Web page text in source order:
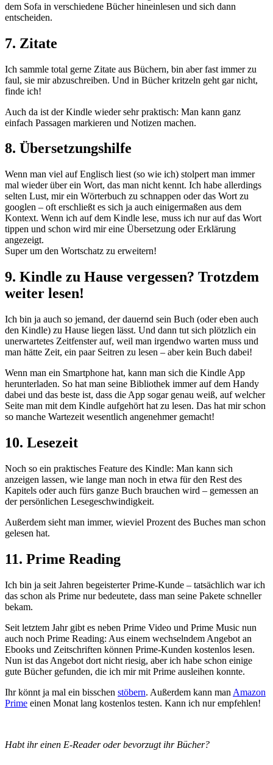
dem Sofa in verschiedene Bücher hineinlesen und sich dann
entscheiden.
7. Zitate
Ich sammle total gerne Zitate aus Büchern, bin aber fast immer zu
faul, sie mir abzuschreiben. Und in Bücher kritzeln geht gar nicht,
finde ich!
Auch da ist der Kindle wieder sehr praktisch: Man kann ganz
einfach Passagen markieren und Notizen machen.
8. Übersetzungshilfe
Wenn man viel auf Englisch liest (so wie ich) stolpert man immer
mal wieder über ein Wort, das man nicht kennt. Ich habe allerdings
selten Lust, mir ein Wörterbuch zu schnappen oder das Wort zu
googlen – oft erschließt es sich ja auch einigermaßen aus dem
Kontext. Wenn ich auf dem Kindle lese, muss ich nur auf das Wort
tippen und schon wird mir eine Übersetzung oder Erklärung
angezeigt.
Super um den Wortschatz zu erweitern!
9. Kindle zu Hause vergessen? Trotzdem
weiter lesen!
Ich bin ja auch so jemand, der dauernd sein Buch (oder eben auch
den Kindle) zu Hause liegen lässt. Und dann tut sich plötzlich ein
unerwartetes Zeitfenster auf, weil man irgendwo warten muss und
man hätte Zeit, ein paar Seitren zu lesen – aber kein Buch dabei!
Wenn man ein Smartphone hat, kann man sich die Kindle App
herunterladen. So hat man seine Bibliothek immer auf dem Handy
dabei und das beste ist, dass die App sogar genau weiß, auf welcher
Seite man mit dem Kindle aufgehört hat zu lesen. Das hat mir schon
so manche Wartezeit wesentlich angenehmer gemacht!
10. Lesezeit
Noch so ein praktisches Feature des Kindle: Man kann sich
anzeigen lassen, wie lange man noch in etwa für den Rest des
Kapitels oder auch fürs ganze Buch brauchen wird – gemessen an
der persönlichen Lesegeschwindigkeit.
Außerdem sieht man immer, wieviel Prozent des Buches man schon
gelesen hat.
11. Prime Reading
Ich bin ja seit Jahren begeisterter Prime-Kunde – tatsächlich war ich
das schon als Prime nur bedeutete, dass man seine Pakete schneller
bekam.
Seit letztem Jahr gibt es neben Prime Video und Prime Music nun
auch noch Prime Reading: Aus einem wechselndem Angebot an
Ebooks und Zeitschriften können Prime-Kunden kostenlos lesen.
Nun ist das Angebot dort nicht riesig, aber ich habe schon einige
gute Bücher gefunden, die ich mir mit Prime ausleihen konnte.
Ihr könnt ja mal ein bisschen stöbern. Außerdem kann man Amazon
Prime einen Monat lang kostenlos testen. Kann ich nur empfehlen!
Habt ihr einen E-Reader oder bevorzugt ihr Bücher?